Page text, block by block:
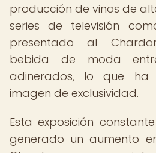
producción de vinos de
series de televisión
presentado al
bebida de moda
adinerados, lo que ha
imagen de exclusividad.
Esta exposición
generado un aumento